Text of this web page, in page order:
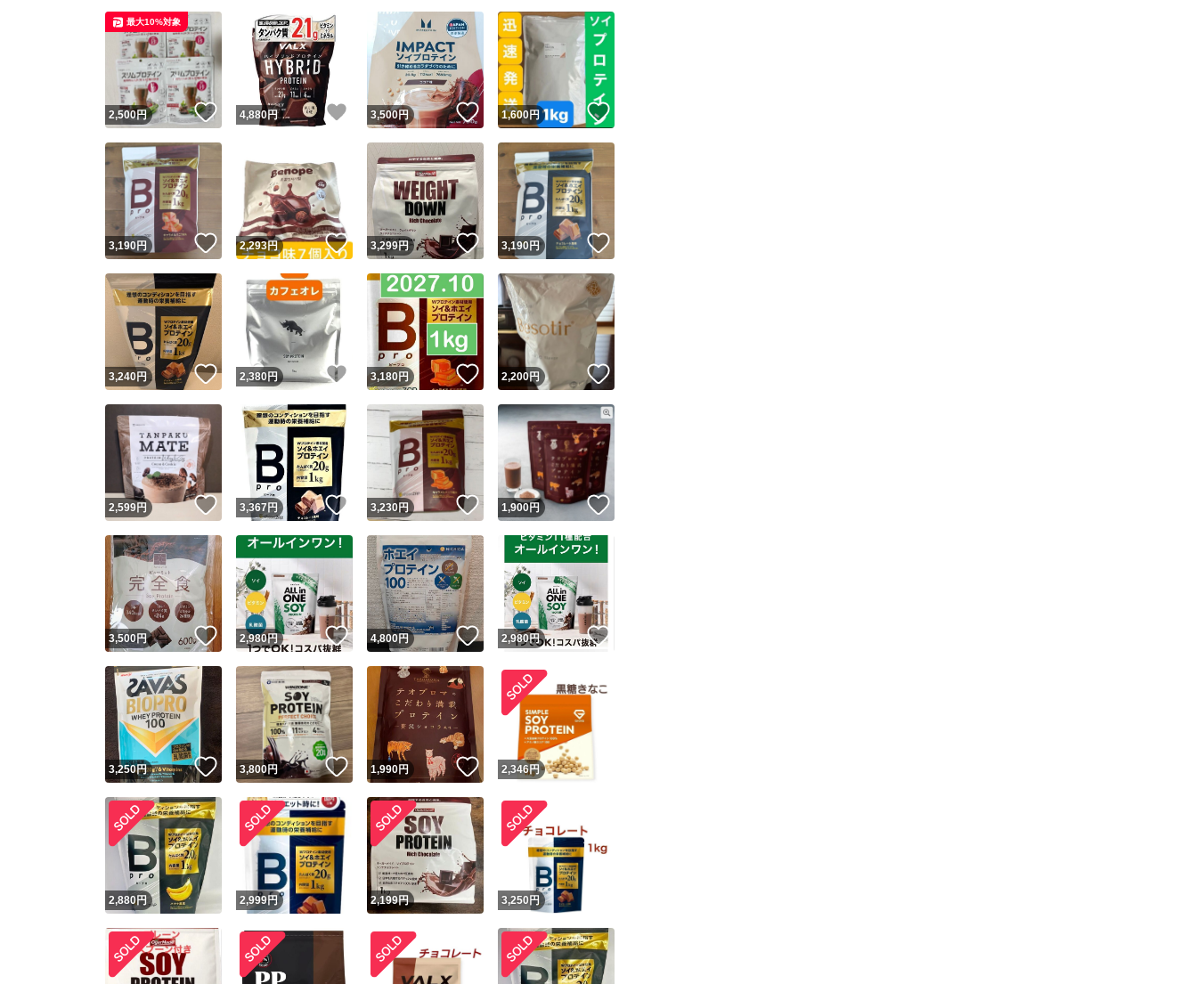
スピード発送 このユーザーは高頻度で24時間以内に発送しています
安心発送 このユーザーは設定した発送日数内に発送しています
2,500円 いいね！
最大10%対象
4,880円 いいね！
3,500円 いいね！
1,600円
3,190円 いいね！
2,293円 いいね！
3,299円 いいね！
3,190円
3,240円 いいね！
2,380円 いいね！
3,180円 いいね！
2,200円
2,599円 いいね！
3,367円 いいね！
3,230円 いいね！
1,900円
3,500円 いいね！
2,980円 いいね！
4,800円 いいね！
2,980円
3,250円 いいね！
3,800円 いいね！
1,990円 いいね！
2,346円
2,880円 2,999円 2,199円 3,250 円